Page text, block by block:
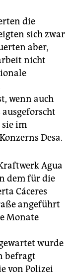
die
sich zwar
aber,
nicht
wenn auch
im
Desa.
Agua
dem für die
Cáceres
angeführt
Monate
wurde
befragt
von Polizei